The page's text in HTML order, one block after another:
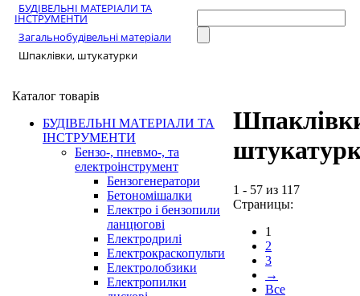
БУДІВЕЛЬНІ МАТЕРІАЛИ ТА
ІНСТРУМЕНТИ
Загальнобудівельні матеріали
Шпаклівки, штукатурки
Каталог товарів
БУДІВЕЛЬНІ МАТЕРІАЛИ ТА
ІНСТРУМЕНТИ
Бензо-, пневмо-, та
електроінструмент
Бензогенератори
Бетономішалки
Електро і бензопили
ланцюгові
Електродрилі
Електрокраскопульти
Електролобзики
Електропилки
1 - 57 из 117
Страницы:
1
2
3
→
Все